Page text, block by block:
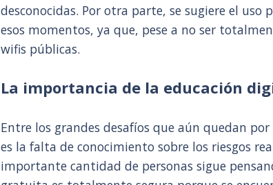
desconocidas. Por otra parte, se sugiere el uso
esos momentos, ya que, pese a no ser
wifis públicas.
La importancia de la educación
Entre los grandes desafíos que aún quedan
es la falta de conocimiento sobre los riesgos
importante cantidad de personas sigue